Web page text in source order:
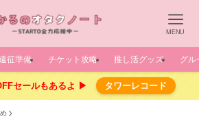
MENU
征準備 チケット攻略 推し活グッズ グル
セールもあるよ ▶ タワーレコード